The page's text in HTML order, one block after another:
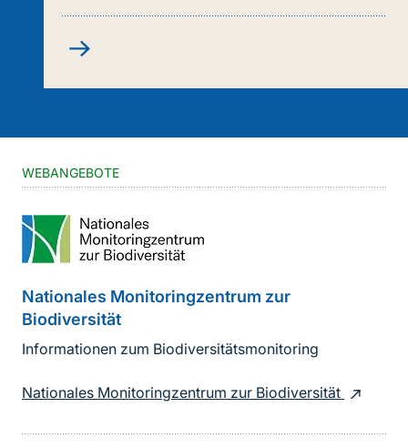
Art.
Naturschutzgebiete
Deutschland
WEBANGEBOTE
Nationales Monitoringzentrum zur
Biodiversität
Informationen zum Biodiversitätsmonitoring
Nationales Monitoringzentrum zur Biodiversität